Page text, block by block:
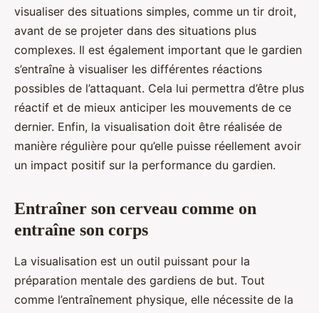
visualiser des situations simples, comme un tir droit,
avant de se projeter dans des situations plus
complexes. Il est également important que le gardien
s’entraîne à visualiser les différentes réactions
possibles de l’attaquant. Cela lui permettra d’être plus
réactif et de mieux anticiper les mouvements de ce
dernier. Enfin, la visualisation doit être réalisée de
manière régulière pour qu’elle puisse réellement avoir
un impact positif sur la performance du gardien.
Entraîner son cerveau comme on
entraîne son corps
La visualisation est un outil puissant pour la
préparation mentale des gardiens de but. Tout
comme l’entraînement physique, elle nécessite de la